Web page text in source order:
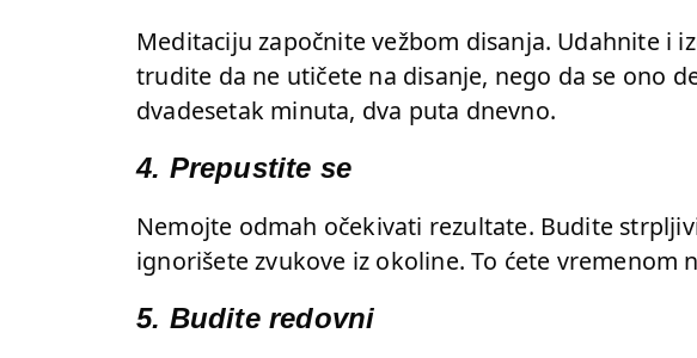
Meditaciju započnite vežbom disanja. Udahnite i
trudite da ne utičete na disanje, nego da se ono
dvadesetak minuta, dva puta dnevno.
4. Prepustite se
Nemojte odmah očekivati rezultate. Budite
ignorišete zvukove iz okoline. To ćete vremenom
5. Budite redovni